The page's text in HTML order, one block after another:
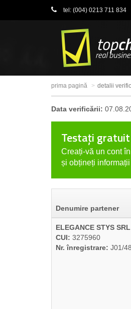
tel: (004) 0213 711 834
prima pagină detalii
Data verificării:
Testați
Creați-vă un cont
și obțineți
Denumire partener
ELEGANCE STYS SRL
CUI: 3275960
Nr. înregistrare: J01/